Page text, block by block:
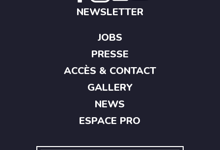
NEWSLETTER
JOBS
PRESSE
ACCÈS & CONTACT
GALLERY
NEWS
ESPACE PRO